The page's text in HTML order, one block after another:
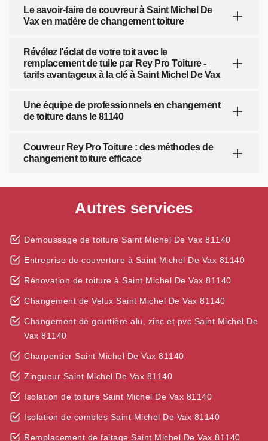
Le savoir-faire de couvreur à Saint Michel De
Vax en matière de changement toiture
Révélez l'éclat de votre toit avec le
remplacement de tuile par Rey Pro Toiture -
tarifs avantageux à la clé à Saint Michel De Vax
Une équipe de professionnels en changement
de toiture dans le 81140
Couvreur Rey Pro Toiture : des méthodes de
changement toiture efficace
Autres services
Démoussage de toiture Saint Michel De Vax 81140
Entreprise de couverture à Saint Michel De Vax 81140
Rénovation de toiture à Saint Michel De Vax 81140
Changement de Velux Saint Michel De Vax 81140
Changement de gouttière alu, zinc et pvc Saint Michel De
Vax 81140
Charpentier Saint Michel De Vax 81140
Zingueur Saint Michel De Vax 81140
Isolation de toiture Saint Michel De Vax 81140
Isolation de combles Saint Michel De Vax 81140
Remplacement de faitage Saint Michel De Vax 81140